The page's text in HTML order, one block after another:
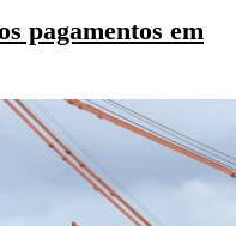
pagamentos em